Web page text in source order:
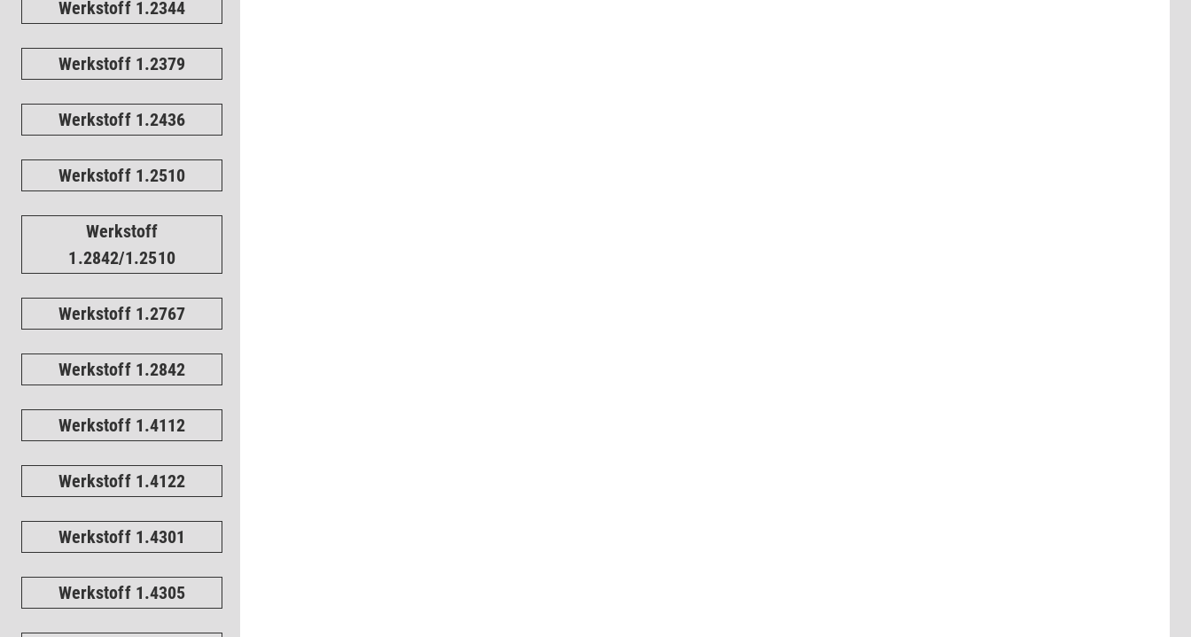
Werkstoff 1.2344
Werkstoff 1.2379
Werkstoff 1.2436
Werkstoff 1.2510
Werkstoff
1.2842/1.2510
Werkstoff 1.2767
Werkstoff 1.2842
Werkstoff 1.4112
Werkstoff 1.4122
Werkstoff 1.4301
Werkstoff 1.4305